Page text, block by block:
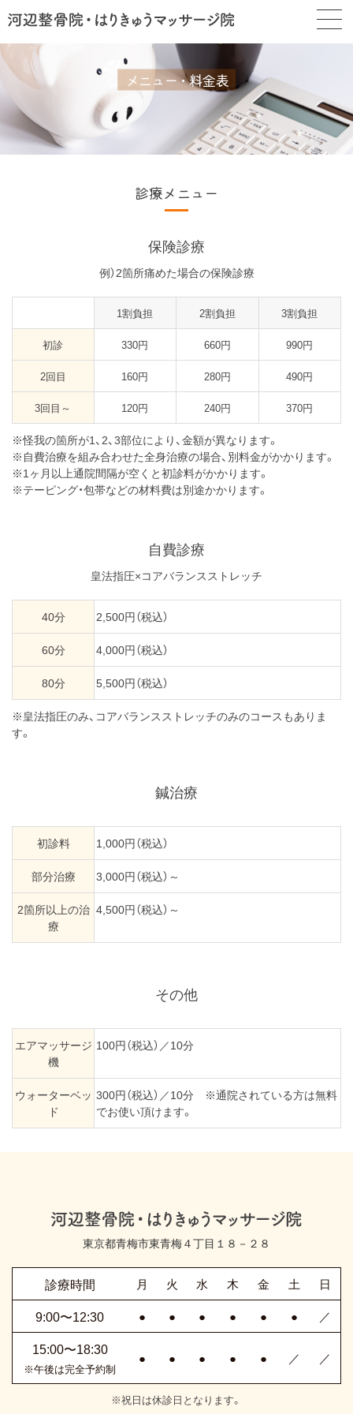
メニュー・料金表
診療メニュー
保険診療
例）2箇所痛めた場合の保険診療
1割負担 2割負担 3割負担
初診 330円 660円 990円
2回目 160円 280円 490円
3回目～ 120円 240円 370円
※怪我の箇所が1、2、3部位により、金額が異なります。
※自費治療を組み合わせた全身治療の場合、別料金がかかります。
※1ヶ月以上通院間隔が空くと初診料がかかります。
※テーピング・包帯などの材料費は別途かかります。
自費診療
皇法指圧×コアバランスストレッチ
40分 2,500円（税込）
60分 4,000円（税込）
80分 5,500円（税込）
※皇法指圧のみ、コアバランスストレッチのみのコースもありま
す。
鍼治療
初診料 1,000円（税込）
部分治療 3,000円（税込）～
2箇所以上の治
療
4,500円（税込）～
その他
エアマッサージ
機
100円（税込）／10分
ウォーターベッ
ド
300円（税込）／10分 ※通院されている方は無料
でお使い頂けます。
東京都青梅市東青梅４丁目１８－２８
診療時間 月 火 水 木 金 土 日
9:00〜12:30 ● ● ● ● ● ● ／
15:00〜18:30
※午後は完全予約制
● ● ● ● ● ／ ／
※祝日は休診日となります。